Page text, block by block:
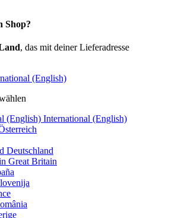
Shop?
, das mit deiner Lieferadresse
(English)
International (English)
Deutschland
Great Britain